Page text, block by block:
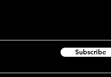
Subscribe